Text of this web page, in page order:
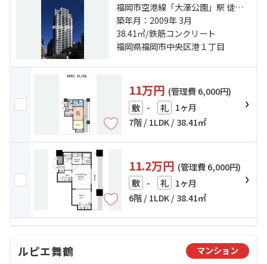
福岡市空港線「大濠公園」駅 徒歩9
分 福岡市空港線「赤坂」駅 徒歩13
分 福岡市空港線「唐人町」駅 徒歩
20分
築年月：2009年 3月
38.41㎡/鉄筋コンクリート
福岡県福岡市中央区港１丁目
11万円 (管理費 6,000円)
敷 - 礼 1ヶ月
7階 / 1LDK / 38.41㎡
11.2万円 (管理費 6,000円)
敷 - 礼 1ヶ月
6階 / 1LDK / 38.41㎡
ルピエ舞鶴 マンション